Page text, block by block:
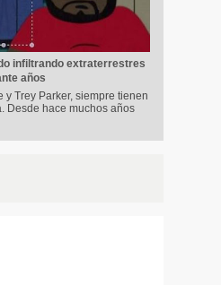
infiltrando extraterrestres
años
y Trey Parker, siempre tienen
Desde hace muchos años